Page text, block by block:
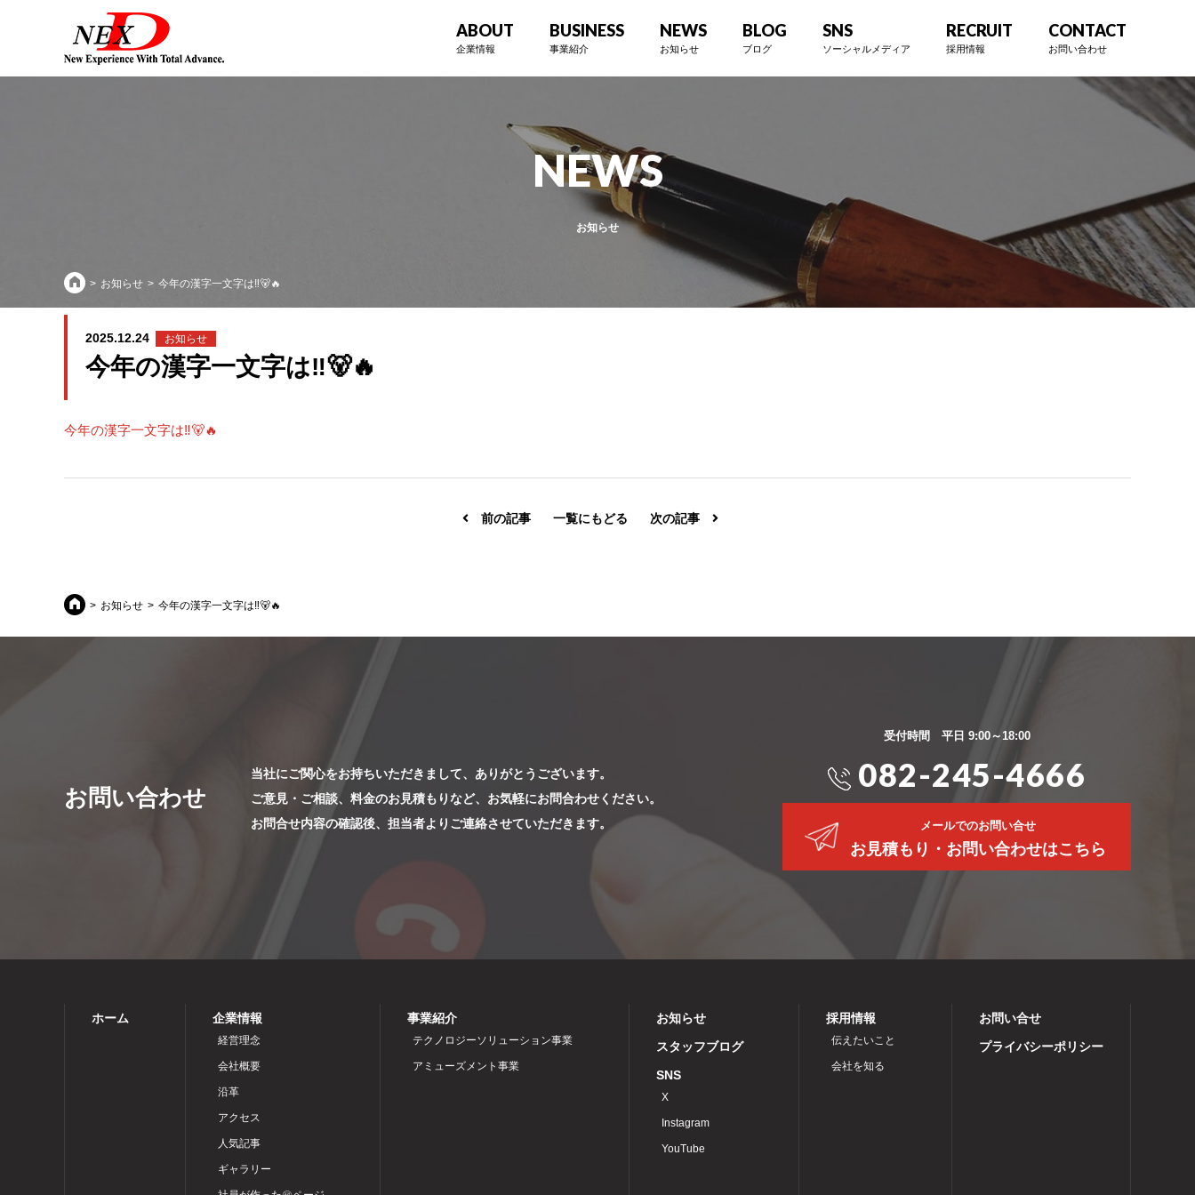
ABOUT
企業情報
BUSINESS
事業紹介
NEWS
お知らせ
BLOG
ブログ
SNS
ソーシャルメディア
RECRUIT
採用情報
CONTACT
お問い合わせ
NEWS
お知らせ
お知らせ 今年の漢字一文字は‼🐻🔥
2025.12.24 お知らせ
今年の漢字一文字は‼🐻🔥
今年の漢字一文字は‼🐻🔥
前の記事 一覧にもどる 次の記事
お知らせ 今年の漢字一文字は‼🐻🔥
お問い合わせ
当社にご関心をお持ちいただきまして、ありがとうございます。
ご意見・ご相談、料金のお見積もりなど、お気軽にお問合わせください。
お問合せ内容の確認後、担当者よりご連絡させていただきます。
受付時間 平日 9:00～18:00
082-245-4666
メールでのお問い合せ
お見積もり・お問い合わせはこちら
ホーム 企業情報
経営理念
会社概要
沿革
アクセス
人気記事
ギャラリー
事業紹介
テクノロジーソリューション事業
アミューズメント事業
お知らせ
スタッフブログ
SNS
X
Instagram
YouTube
採用情報
伝えたいこと
会社を知る
お問い合せ
プライバシーポリシー